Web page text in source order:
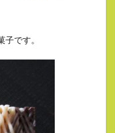
です。